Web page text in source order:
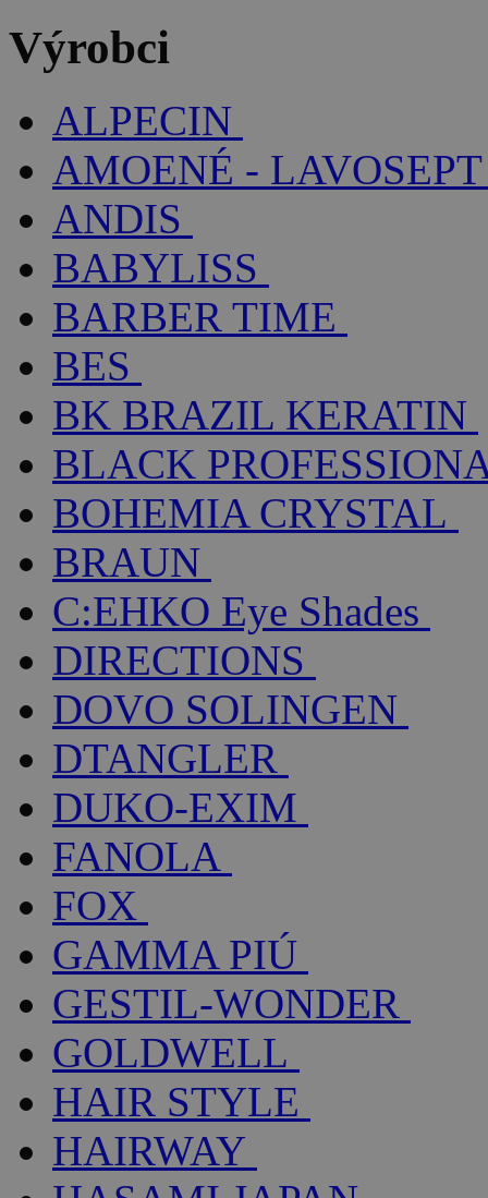
Výrobci
ALPECIN
AMOENÉ - LAVOSEPT
ANDIS
BABYLISS
BARBER TIME
BES
BK BRAZIL KERATIN
BLACK
BOHEMIA CRYSTAL
BRAUN
C:EHKO Eye Shades
DIRECTIONS
DOVO SOLINGEN
DTANGLER
DUKO-EXIM
FANOLA
FOX
GAMMA PIÚ
GESTIL-WONDER
GOLDWELL
HAIR STYLE
HAIRWAY